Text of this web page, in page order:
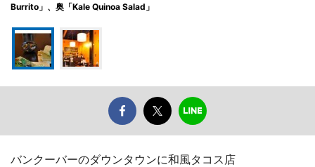
Burrito」、奥「Kale Quinoa Salad」
バンクーバーのダウンタウンに和風タコス店